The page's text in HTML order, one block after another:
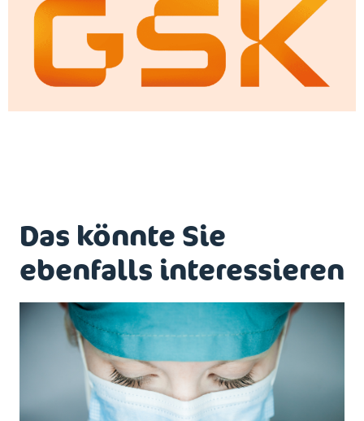
Das könnte Sie
ebenfalls interessieren